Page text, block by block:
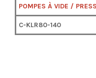
POMPES À VIDE /
C-KLR80-140